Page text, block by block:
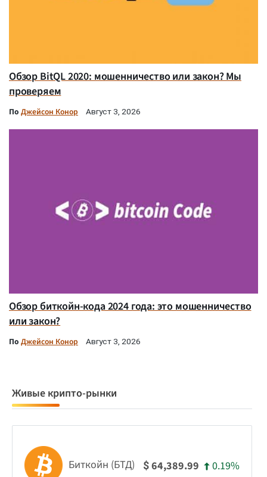
Обзор BitQL 2020: мошенничество или закон? Мы
проверяем
По Джейсон Конор Август 3, 2026
Обзор биткойн-кода 2024 года: это мошенничество
или закон?
По Джейсон Конор Август 3, 2026
Живые крипто-рынки
Биткойн (БТД) $64,389.99 0.19%